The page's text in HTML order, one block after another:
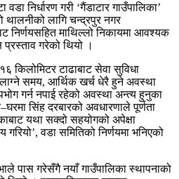
निर्धारण गरी ‘गैंडाटार गाउँपालिका’
थालनीको लागि चन्द्रपुर नगर
निर्णयसहित माथिल्लो निकायमा आवश्यक
प्रस्ताव गरेको थियो ।
टाढाबाट सेवा सुविधा
समय, आर्थिक खर्च धेरै हुने अवस्था
गर्न नपाई रहेको अवस्था अन्त्य हुनुका
सिंह दरबारको अवधारणाले पूर्णता
यथा सक्दो सहयोगको अपेक्षा
गरियो’, वडा समितिको निर्णयमा भनिएको
पास गरेसँगै नयाँ गाउँपालिका स्थापनाको